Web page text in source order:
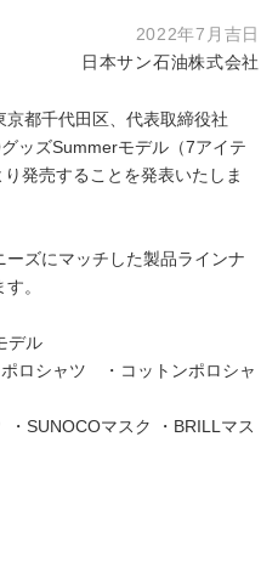
2022年7月吉日
日本サン石油株式会社
京都千代田区、代表取締役社
ッズSummerモデル（7アイテ
発売することを発表いたしま
ーズにマッチした製品ラインナ
。
デル
ロシャツ ・コットンポロシャ
SUNOCOマスク ・BRILLマス